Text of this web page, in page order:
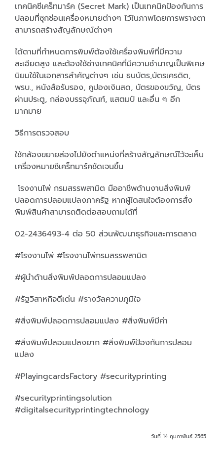
เทคนิคซีเคร็ทมาร์ค (Secret Mark) เป็นเทคนิคป้องกันการ
ปลอมที่ซุกซ่อนเครื่องหมายต่างๆ ไว้ในภาพโดยการพรางตา
สามารถสร้างสัญลักษณ์ต่างๆ
ได้ตามที่กำหนดการพิมพ์ต้องใช้เครื่องพิมพ์ที่มีความ
ละเอียดสูง และต้องใช้ช่างเทคนิคที่มีความชำนาญเป็นพิเศษ
นิยมใช้ในเอกสารสำคัญต่างๆ เช่น ธนบัตร,บัตรเครดิต,
พรบ., หนังสือรับรอง, คูปองเงินสด, บัตรของขวัญ, บัตร
ผ่านประตู, กล่องบรรจุภัณฑ์, แสตมป์ และอื่น ๆ อีก
มากมาย
วิธีการตรวจสอบ
ใช้กล้องขยายส่องไปยังตำแหน่งที่สร้างสัญลักษณ์ไว้จะเห็น
เครื่องหมายซีเคร็ทมาร์คชัดเจนขึ้น
โรงงานไพ่ กรมสรรพสามิต มืออาชีพด้านงานสิ่งพิมพ์
ปลอดการปลอมแปลงภาครัฐ หากผู้ใดสนใจต้องการสั่ง
พิมพ์สินค้าสามารถติดต่อสอบถามได้ที่
02-2436493-4 ต่อ 50 ส่วนพัฒนาธุรกิจและการตลาด
#โรงงานไพ่ #โรงงานไพ่กรมสรรพสามิต
#ผู้นำด้านสิ่งพิมพ์ปลอดการปลอมแปลง
#รัฐวิสาหกิจดีเด่น #รางวัลความภูมิใจ
#สิ่งพิมพ์ปลอดการปลอมแปลง #สิ่งพิมพ์มีค่า
#สิ่งพิมพ์ปลอมแปลงยาก #สิ่งพิมพ์ป้องกันการปลอม
แปลง
#PlayingcardsFactory #securityprinting
#securityprintingsolution
#digitalsecurityprintingtechnology
วันที่ 14 กุมภาพันธ์ 2565